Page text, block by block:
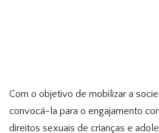
Com o objetivo de mobilizar a
convocá-la para o engajamento
direitos sexuais de crianças e